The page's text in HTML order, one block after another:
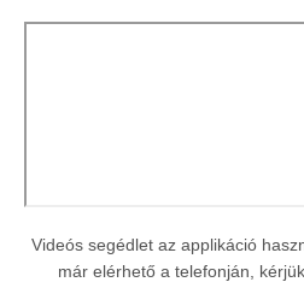
Videós segédlet az applikáció
már elérhető a telefonján,